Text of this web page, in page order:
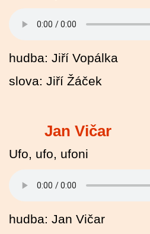
hudba: Jiří Vopálka
slova: Jiří Žáček
Jan Vičar
Ufo, ufo, ufoni
hudba: Jan Vičar